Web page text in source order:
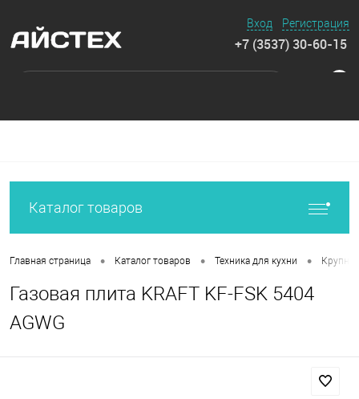
Вход Регистрация
+7 (3537) 30-60-15
Каталог товаров
Главная страница • Каталог товаров • Техника для кухни •
Газовая плита KRAFT KF-FSK 5404
AGWG